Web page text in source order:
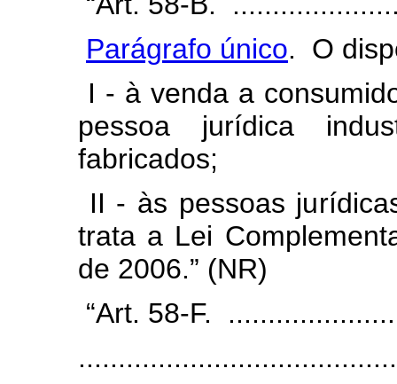
Parágrafo único. O
I - à venda a
pessoa jurídica
fabricados;
II - às pessoas
trata a Lei
de 2006.” (NR)
“Art. 58-F.